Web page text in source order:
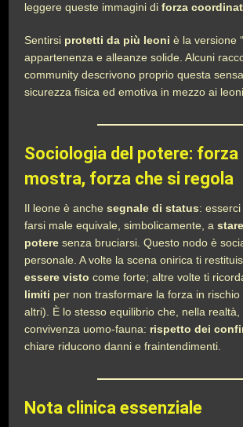
leggere queste immagini diforza
Sentirsi protetti da più leoni è la versione
appartenenza e alleanze solide. Alcuni
community descrivono proprio questa
sicurezza fisica ed emotiva in mezzo ai
Sociologia del potere: forza
mostra, forza che si regola
Il leone è anchesegnale di status:
farsi male equivale, simbolicamente, a
potere senza bruciarsi. Questo nodo è
personale. A volte la scena onirica ti
essere visto come forte; altre volte ti
limiti per non trasformare la forza in
altri). È lo stesso equilibrio che, nella realtà,
convivenza uomo-fauna: rispetto dei
chiare riducono danni e fraintendimenti.
Nota clinica essenziale